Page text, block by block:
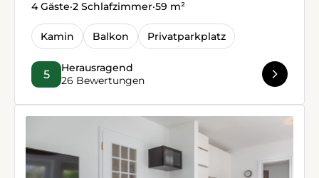
4 Gäste·2 Schlafzimmer·59 m²
Kamin Balkon Privatparkplatz
5
Herausragend
26 Bewertungen